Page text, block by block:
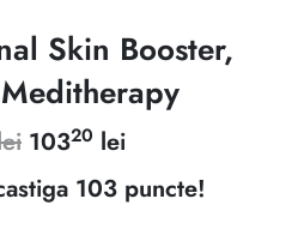
Skin Booster,
Prețul
inițial
10320 leiPrețul
curent
103 puncte!